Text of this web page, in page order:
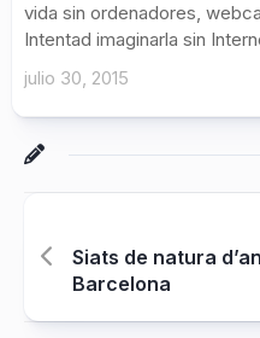
vida sin ordenadores,
Intentad imaginarla sin
julio 30, 2015
Siats de natura
Barcelona